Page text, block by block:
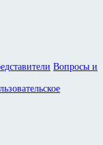
Вопросы и